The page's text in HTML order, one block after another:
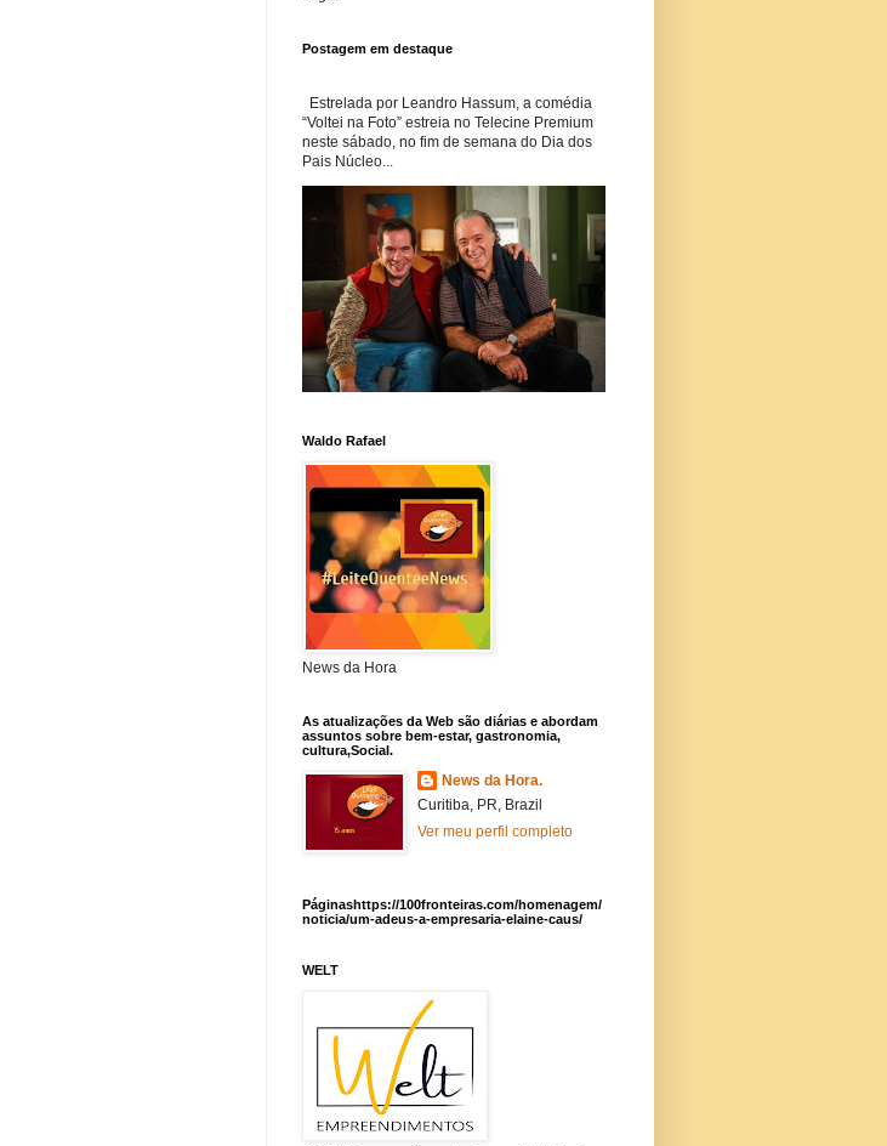
Postagem em destaque
Estrelada por Leandro Hassum, a comédia
“Voltei na Foto” estreia no Telecine Premium
neste sábado, no fim de semana do Dia dos
Pais Núcleo...
Waldo Rafael
News da Hora
As atualizações da Web são diárias e abordam
assuntos sobre bem-estar, gastronomia,
cultura,Social.
News da Hora.
Curitiba, PR, Brazil
Ver meu perfil completo
Páginashttps://100fronteiras.com/homenagem/
noticia/um-adeus-a-empresaria-elaine-caus/
WELT